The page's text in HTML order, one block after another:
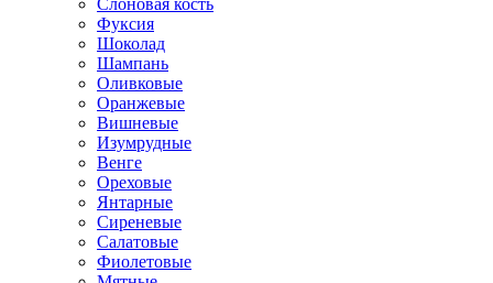
Слоновая кость
Фуксия
Шоколад
Шампань
Оливковые
Оранжевые
Вишневые
Изумрудные
Венге
Ореховые
Янтарные
Сиреневые
Салатовые
Фиолетовые